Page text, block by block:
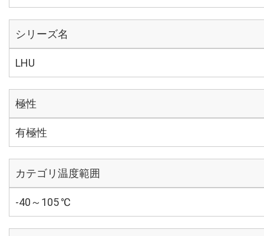
シリーズ名
LHU
極性
有極性
カテゴリ温度範囲
-40～105 ℃